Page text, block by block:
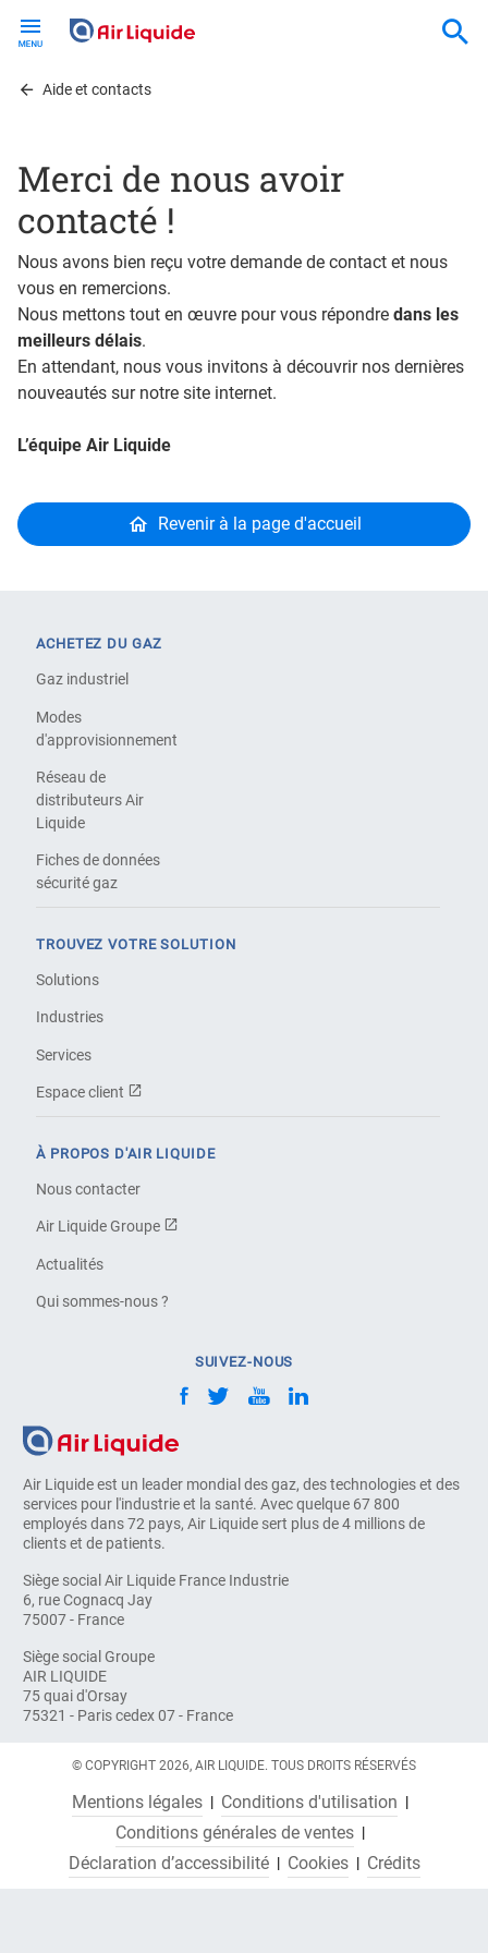
contentAide et contacts
Merci de nous avoir
contacté !
Nous avons bien reçu votre demande de contact et nous
vous en remercions.
Nous mettons tout en œuvre pour vous répondre dans les
meilleurs délais.
En attendant, nous vous invitons à découvrir nos dernières
nouveautés sur notre site internet.
L’équipe Air Liquide
Revenir à la page d'accueil
Air Liquide est un leader mondial des gaz, des technologies et des
services pour l'industrie et la santé. Avec quelque 67 800
employés dans 72 pays, Air Liquide sert plus de 4 millions de
clients et de patients.
Siège social Air Liquide France Industrie
6, rue Cognacq Jay
75007 - France
Siège social Groupe
AIR LIQUIDE
75 quai d'Orsay
75321 - Paris cedex 07 - France
ACHETEZ DU GAZ
Gaz industriel
Modes
d'approvisionnement
Réseau de
distributeurs Air
Liquide
Fiches de données
sécurité gaz
TROUVEZ VOTRE SOLUTION
Solutions
Industries
Services
Espace client
À PROPOS D'AIR LIQUIDE
Nous contacter
Air Liquide Groupe
Actualités
Qui sommes-nous ?
SUIVEZ-NOUS
© COPYRIGHT 2026, AIR LIQUIDE. TOUS DROITS RÉSERVÉS
Mentions légales
Conditions d'utilisation
Conditions générales de ventes
Déclaration d’accessibilité
Cookies Crédits